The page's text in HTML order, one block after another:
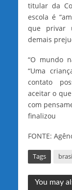
titular da
escola é
que privar
demais
“O mundo
“Uma
contato
aceitar o
com
finalizou
FONTE:
Tags
You may